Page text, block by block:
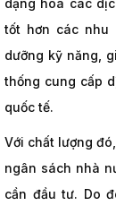
dạng hoá các
tốt hơn các nhu
dưỡng kỹ năng,
thống cung cấp
quốc tế.
Với chất lượng
ngân sách nhà
cần đầu tư. Do